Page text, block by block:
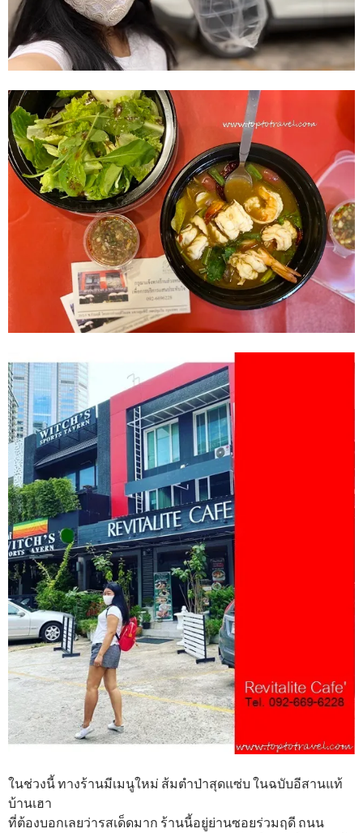
ในช่วงนี้ ทางร้านมีเมนูใหม่ ส้มตำป่าสุดแซ่บ ในฉบับอีสานแท้
บ้านเฮา
ที่ต้องบอกเลยว่ารสเด็ดมาก ร้านนี้อยู่ย่านซอยร่วมฤดี ถนน